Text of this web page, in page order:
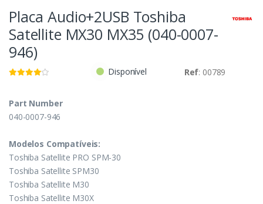
Placa Audio+2USB Toshiba
Satellite MX30 MX35 (040-0007-
946)
Disponível Ref: 00789
Part Number
040-0007-946
Modelos Compatíveis:
Toshiba Satellite PRO SPM-30
Toshiba Satellite SPM30
Toshiba Satellite M30
Toshiba Satellite M30X